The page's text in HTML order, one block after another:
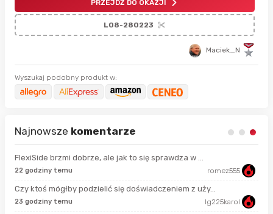
PRZEJDŹ DO OKAZJI
L08-280223
Maciek_N
Wyszukaj podobny produkt w:
Najnowsze komentarze
FlexiSide brzmi dobrze, ale jak to się sprawdza w ...
22 godziny temu romez555
Czy ktoś mógłby podzielić się doświadczeniem z uży...
23 godziny temu lg225karol